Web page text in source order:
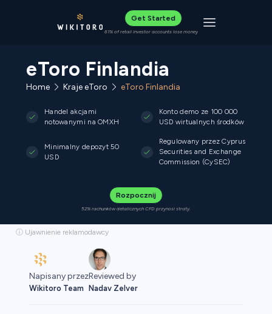
Get Started
61% of retail investor accounts lose money Toggle
eToro Finlandia
Home Kraje eToro eToro Finlandia
Handel akcjami
notowanymi na OMXH
Konto demo ze 100 000
USD wirtualnych środków
Minimalny depozyt 50
USD
Regulowany przez Cyprus
Securities and Exchange
Commission (CySEC)
Rozpocznij
52% rachunków detalicznych CFD przynosi straty.
ⓘ Ujawnienie reklamodawcy
Napisany przez
Wikitoro Team
Reviewed by
Nadav Zelver